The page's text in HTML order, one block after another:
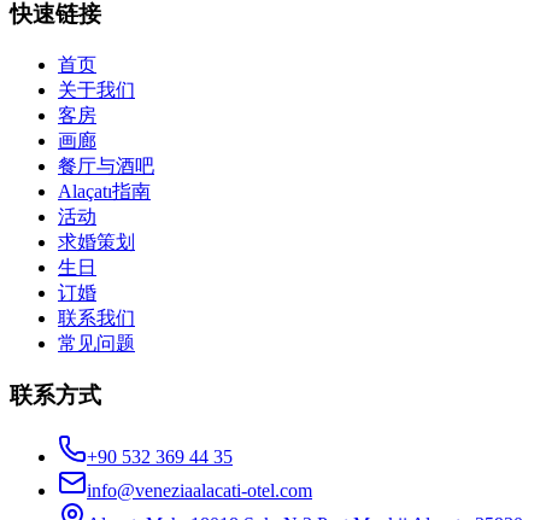
快速链接
首页
关于我们
客房
画廊
餐厅与酒吧
Alaçatı指南
活动
求婚策划
生日
订婚
联系我们
常见问题
联系方式
+90 532 369 44 35
info@veneziaalacati-otel.com